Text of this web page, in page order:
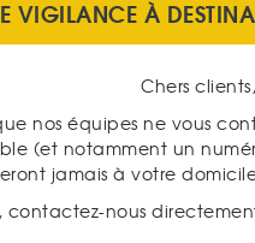
ACHAT 12
11
VOIR CE
VIGILANCE À
Chers clients,
nos équipes ne vous
(et notamment un
jamais à votre
contactez-nous